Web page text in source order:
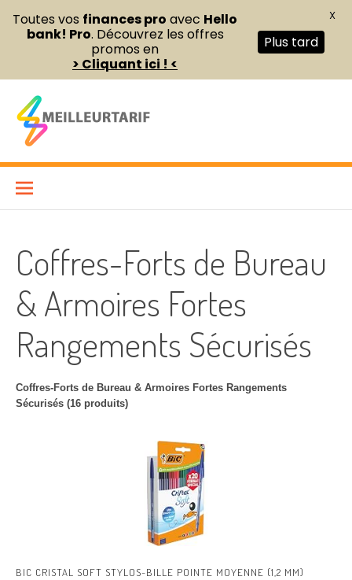
contenu
Meilleur Tarif
Coffres-Forts de Bureau
& Armoires Fortes
Rangements Sécurisés
Coffres-Forts de Bureau & Armoires Fortes Rangements
Sécurisés (16 produits)
BIC CRISTAL SOFT STYLOS-BILLE POINTE MOYENNE (1,2 MM)
Toutes vos finances pro avec Hello
bank! Pro. Découvrez les offres
promos en
> Cliquant ici ! <
Plus tard
X